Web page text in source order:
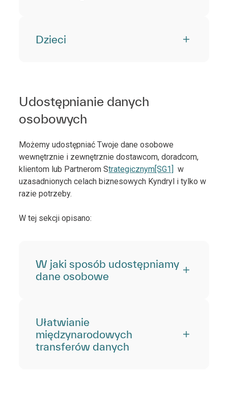
Dzieci
Udostępnianie danych
osobowych
Możemy udostępniać Twoje dane osobowe
wewnętrznie i zewnętrznie dostawcom, doradcom,
klientom lub Partnerom Strategicznym[SG1] w
uzasadnionych celach biznesowych Kyndryl i tylko w
razie potrzeby.
W tej sekcji opisano:
W jaki sposób udostępniamy
dane osobowe
Ułatwianie
międzynarodowych
transferów danych